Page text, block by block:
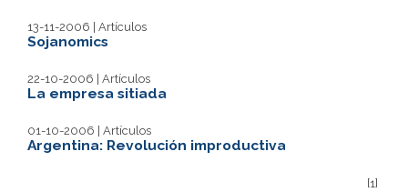
13-11-2006 | Artículos
Sojanomics
22-10-2006 | Artículos
La empresa sitiada
01-10-2006 | Artículos
Argentina: Revolución improductiva
[1]